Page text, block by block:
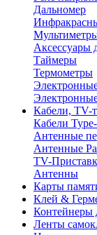
Дальномер
Аксессуары
Таймеры
Термометры
Кабели, TV-
Кабели
Антенные
Антенные
TV-
Антенны
Карты
Клей &
Контейнеры
Ленты